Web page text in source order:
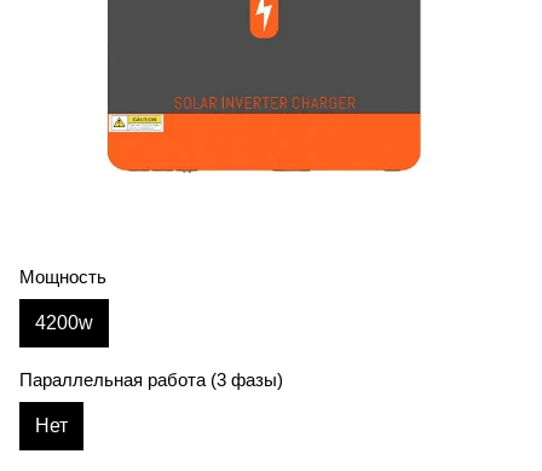
Мощность
4200w
Параллельная работа (3 фазы)
Нет